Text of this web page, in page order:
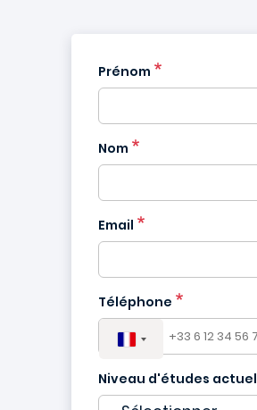
Prénom
Nom
Email
Téléphone
Niveau d'études actuel